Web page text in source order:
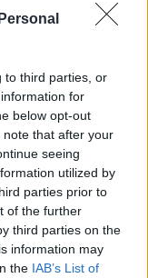
to third parties, or
for
below opt-out
that after your
seeing
utilized by
parties prior to
of the further
third parties on the
information may
the IAB’s List of
125
Από τον
στην
Ευρώ